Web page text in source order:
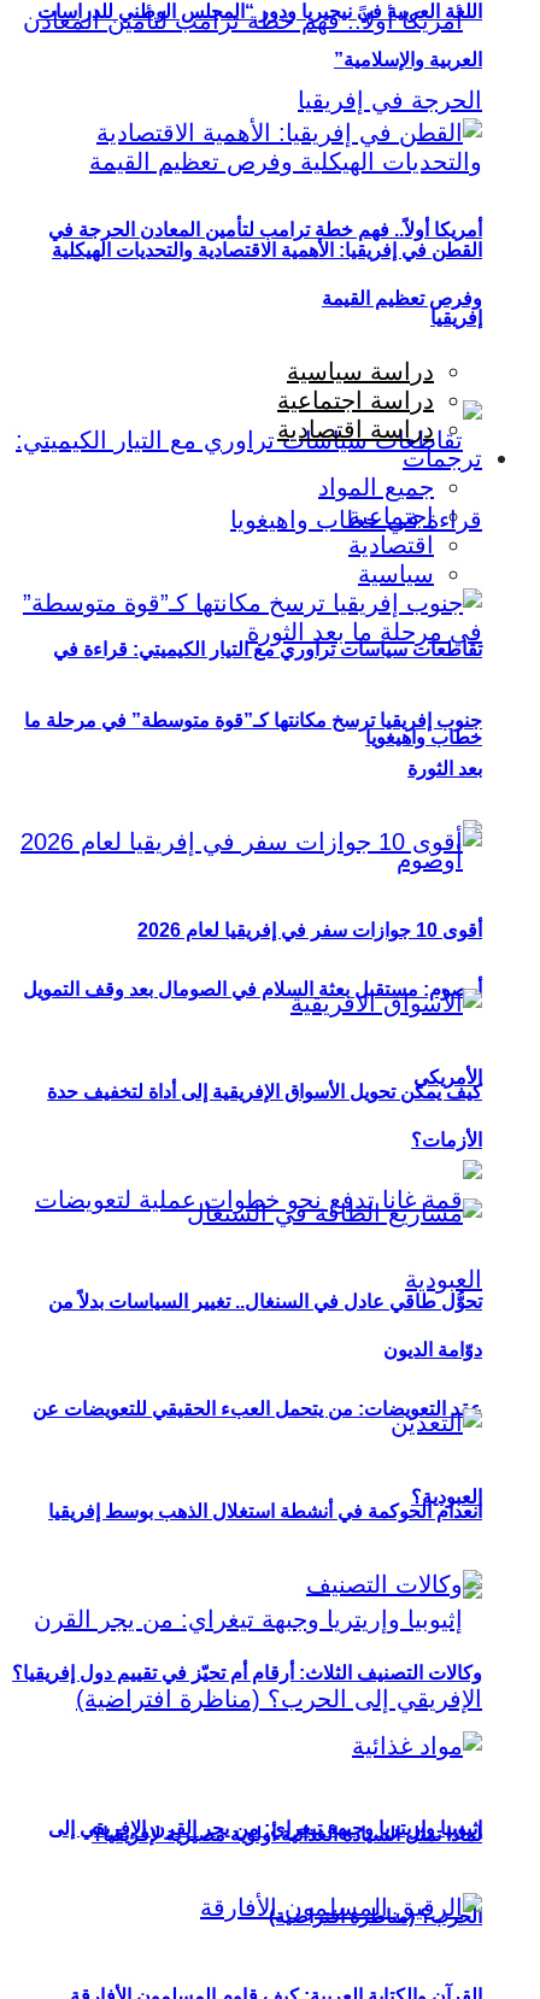
أمريكا أولاً.. فهم خطة ترامب لتأمين المعادن الحرجة في
إفريقيا
تقاطعات سياسات تراوري مع التيار الكيميتي: قراءة في
خطاب واهيغويا
أوصوم: مستقبل بعثة السلام في الصومال بعد وقف التمويل
الأمريكي
عقد التعويضات: من يتحمل العبء الحقيقي للتعويضات عن
العبودية؟
إثيوبيا وإريتريا وجبهة تيغراي: من يجر القرن الإفريقي إلى
الحرب؟ (مناظرة افتراضية)
اللغة العربية في نيجيريا ودور “المجلس الوطني للدراسات
العربية والإسلامية”
القطن في إفريقيا: الأهمية الاقتصادية والتحديات الهيكلية
وفرص تعظيم القيمة
دراسة سياسية
دراسة اجتماعية
دراسة اقتصادية
ترجمات
جميع المواد
اجتماعية
اقتصادية
سياسية
جنوب إفريقيا ترسخ مكانتها كـ”قوة متوسطة” في مرحلة ما
بعد الثورة
أقوى 10 جوازات سفر في إفريقيا لعام 2026
كيف يمكن تحويل الأسواق الإفريقية إلى أداة لتخفيف حدة
الأزمات؟
تحوُّل طاقي عادل في السنغال.. تغيير السياسات بدلاً من
دوّامة الديون
انعدام الحوكمة في أنشطة استغلال الذهب بوسط إفريقيا
وكالات التصنيف الثلاث: أرقام أم تحيّز في تقييم دول إفريقيا؟
لماذا تمثل السيادة الغذائية أولوية مصيرية لإفريقيا؟